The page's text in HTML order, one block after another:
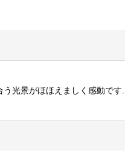
う光景がほほえましく感動です...